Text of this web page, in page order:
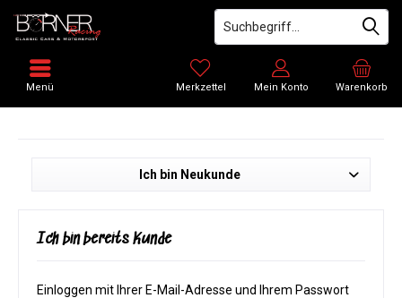
Warenkorb
Merkzettel Mein Konto
Menü
Ich bin Neukunde
Ich bin bereits Kunde
Einloggen mit Ihrer E-Mail-Adresse und Ihrem Passwort